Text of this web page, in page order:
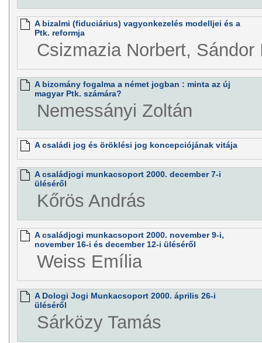
A bizalmi (fiduciárius) vagyonkezelés modelljei és a
Ptk. reformja
Csizmazia Norbert, Sándor
A bizomány fogalma a német jogban : minta az új
magyar Ptk. számára?
Nemessányi Zoltán
A családi jog és öröklési jog koncepciójának vitája
A családjogi munkacsoport 2000. december 7-i
üléséről
Kőrös András
A családjogi munkacsoport 2000. november 9-i,
november 16-i és december 12-i üléséről
Weiss Emília
A Dologi Jogi Munkacsoport 2000. április 26-i
üléséről
Sárközy Tamás